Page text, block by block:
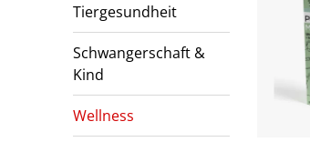
Tiergesundheit
Schwangerschaft &
Kind
Wellness